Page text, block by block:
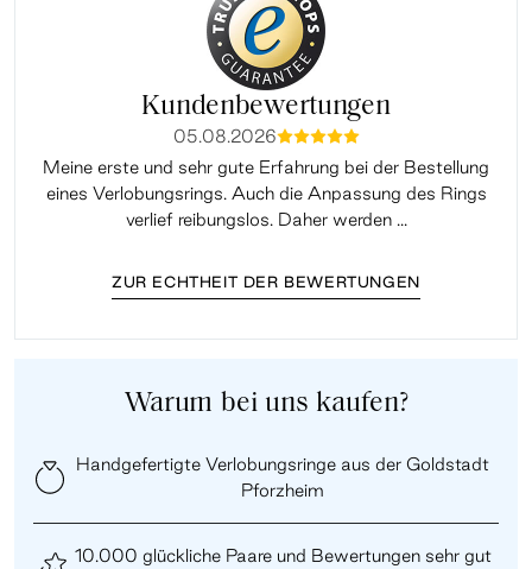
Kundenbewertungen
05.08.2026mmmmm
Meine erste und sehr gute Erfahrung bei der Bestellung
eines Verlobungsrings. Auch die Anpassung des Rings
verlief reibungslos. Daher werden ...
ZUR ECHTHEIT DER BEWERTUNGEN
Warum bei uns kaufen?
Handgefertigte Verlobungsringe aus der Goldstadt
Pforzheim
10.000 glückliche Paare und Bewertungen sehr gut